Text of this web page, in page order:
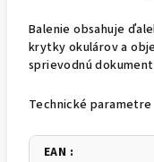
Balenie obsahuje
krytky okulárov a
sprievodnú
Technické parametre
EAN :